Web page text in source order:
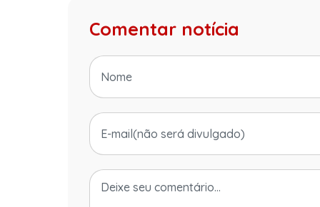
Comentar notícia